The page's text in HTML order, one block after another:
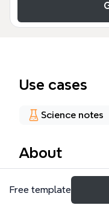
Use cases
Science notes
About
Este mapa mental
la unidad didáctica
Free template